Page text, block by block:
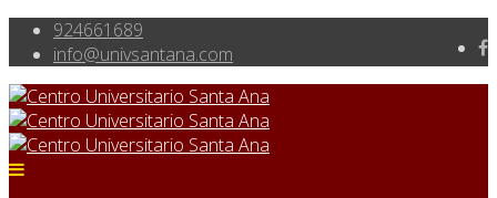
924661689
info@univsantana.com